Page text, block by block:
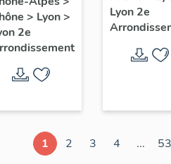
catholique de
Lyon
> Lyon>
2e
Trinité,
puis
la Foire de
Lyon 2e
1 2 3 4 ... 53